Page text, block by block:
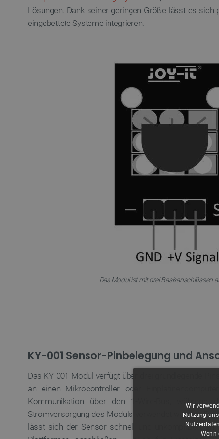
Lösungen. Dank seiner geringen Größe lässt es sich
eingebettete Systeme integrieren.
Das Modul ist mit drei Basisanschlüssen
KY-001 Sensor-Pinbelegung und
Das KY-001-Modul verfügt über drei grundlegende
an einen Mikrocontroller oder
Kommunikation über den 1-Wire-Bus, während
Stromversorgung des Moduls verwendet werden.
lässt sich der Sensor schnell und unkompliziert an
Wir
Nutzung
Wenn